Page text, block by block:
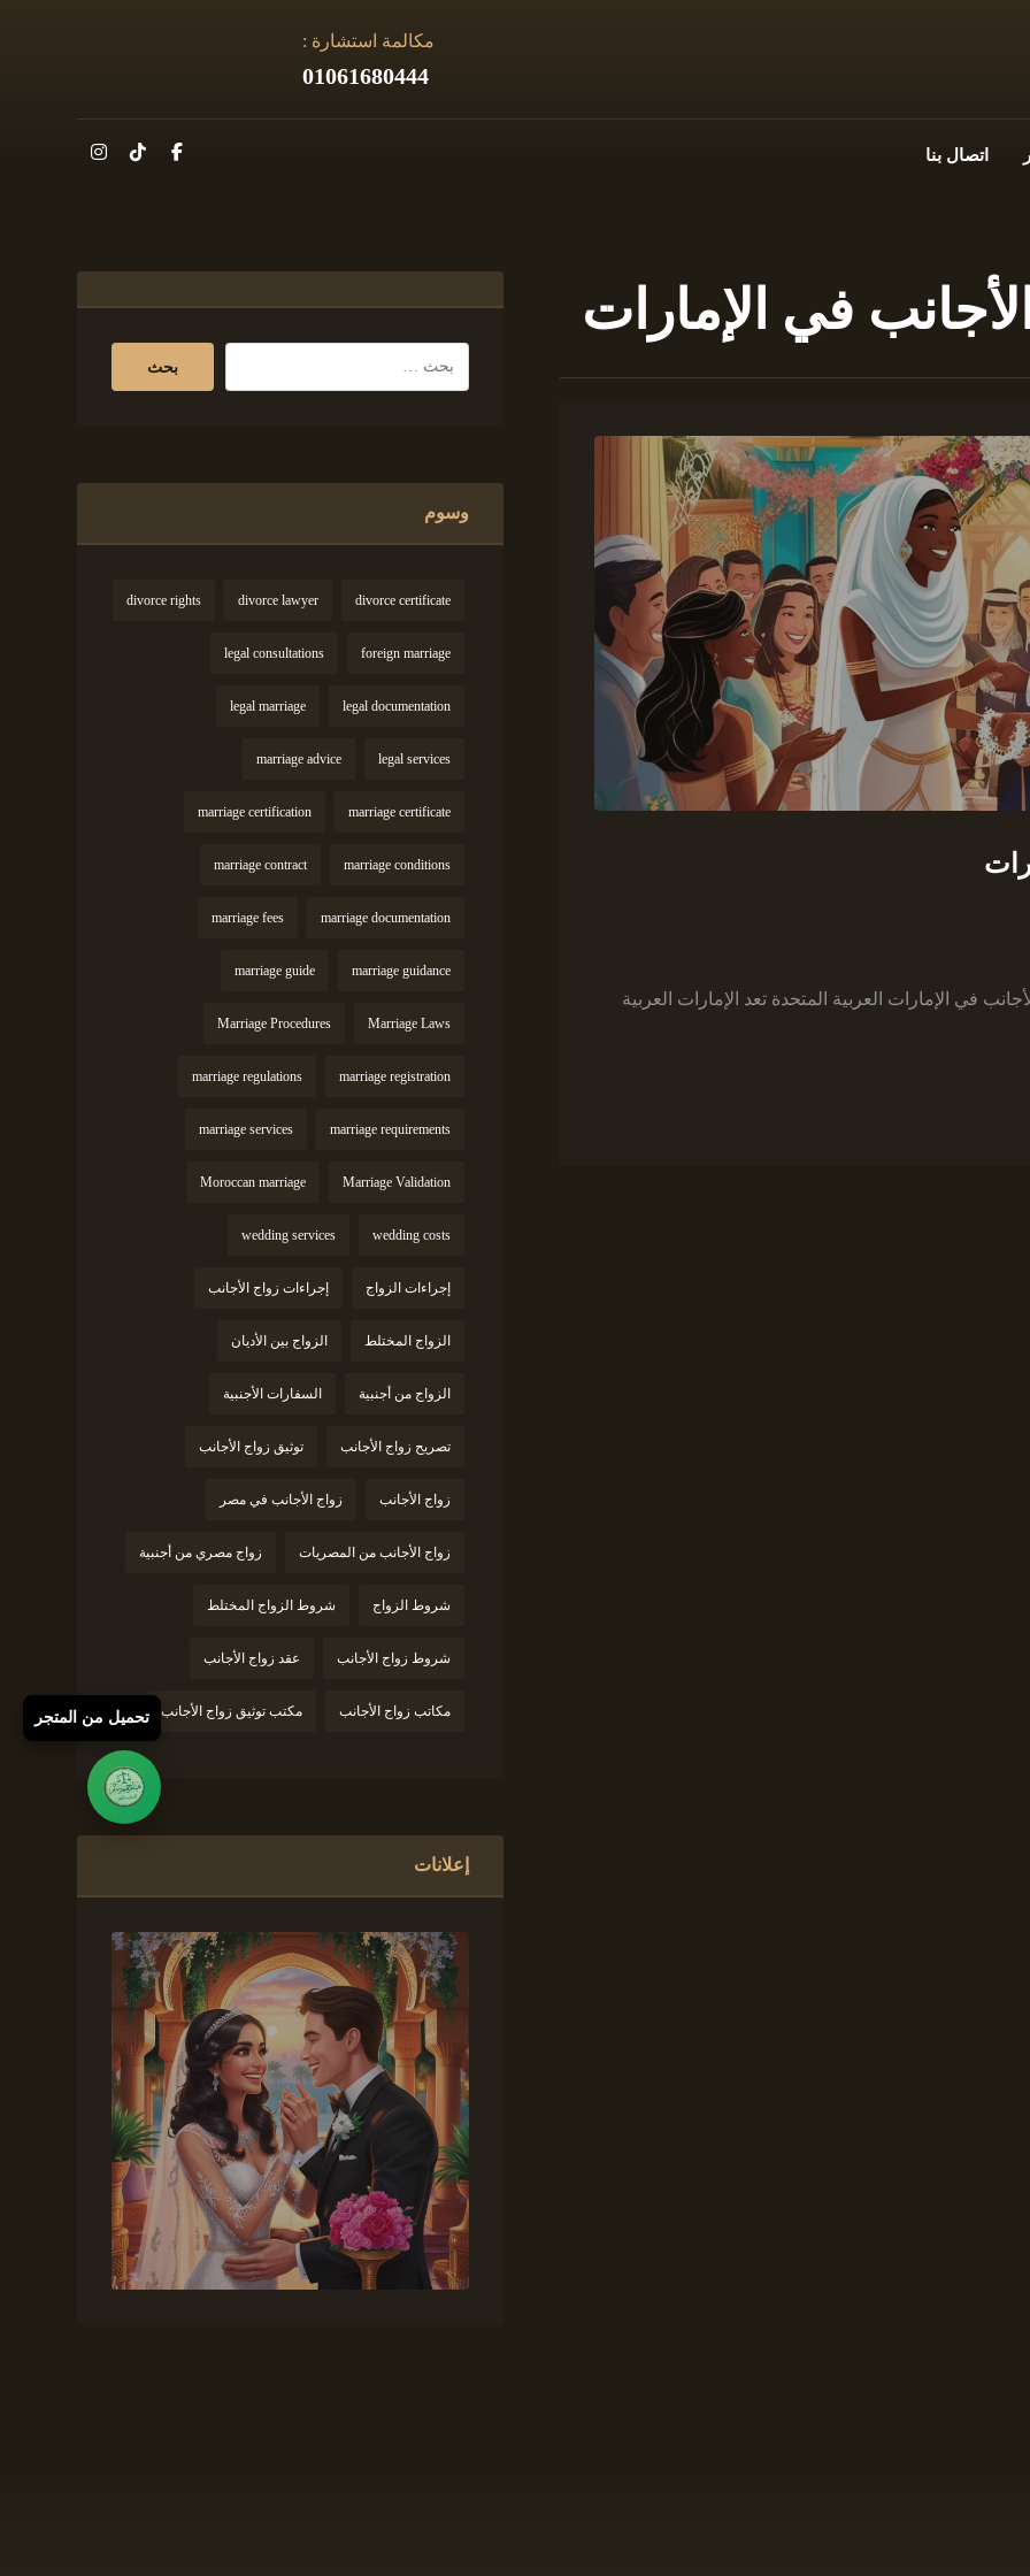
مكالمة استشارة :
01061680444
اتصال بنا
في الإمارات
في الإمارات العربية المتحدة تعد الإمارات العربية
وسوم
divorce certificate
divorce lawyer
divorce rights
foreign marriage
legal consultations
legal documentation
legal marriage
legal services
marriage advice
marriage certificate
marriage certification
marriage conditions
marriage contract
marriage documentation
marriage fees
marriage guidance
marriage guide
Marriage Laws
Marriage Procedures
marriage registration
marriage regulations
marriage requirements
marriage services
Marriage Validation
Moroccan marriage
wedding costs
wedding services
إجراءات الزواج إجراءات زواج الأجانب
الزواج المختلط الزواج بين الأديان
الزواج من أجنبية السفارات الأجنبية
تصريح زواج الأجانب توثيق زواج الأجانب
زواج الأجانب زواج الأجانب في مصر
زواج الأجانب من المصريات زواج مصري من أجنبية
شروط الزواج شروط الزواج المختلط
شروط زواج الأجانب عقد زواج الأجانب
مكاتب زواج الأجانب مكتب توثيق زواج الأجانب
إعلانات
تحميل من المتجر